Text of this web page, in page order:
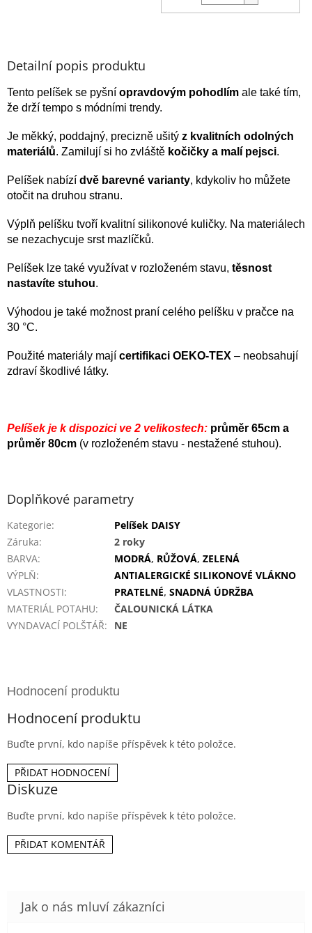
Detailní popis produktu
Tento pelíšek se pyšní opravdovým pohodlím ale také tím,
že drží tempo s módními trendy.
Je měkký, poddajný, precizně ušitý z kvalitních odolných
materiálů. Zamilují si ho zvláště kočičky a malí pejsci.
Pelíšek nabízí dvě barevné varianty, kdykoliv ho můžete
otočit na druhou stranu.
Výplň pelíšku tvoří kvalitní silikonové kuličky. Na materiálech
se nezachycuje srst mazlíčků.
Pelíšek lze také využívat v rozloženém stavu, těsnost
nastavíte stuhou.
Výhodou je také možnost praní celého pelíšku v pračce na
30 °C.
Použité materiály mají certifikaci OEKO-TEX – neobsahují
zdraví škodlivé látky.
Pelíšek je k dispozici ve 2 velikostech: průměr 65cm a
průměr 80cm (v rozloženém stavu - nestažené stuhou).
Doplňkové parametry
Kategorie:
Pelíšek DAISY
Záruka:
2 roky
BARVA: MODRÁ, RŮŽOVÁ, ZELENÁ
VÝPLŇ:
ANTIALERGICKÉ SILIKONOVÉ VLÁKNO
VLASTNOSTI: PRATELNÉ, SNADNÁ ÚDRŽBA
MATERIÁL POTAHU:
ČALOUNICKÁ LÁTKA
VYNDAVACÍ POLŠTÁŘ: NE
Hodnocení produktu
Buďte první, kdo napíše příspěvek k této položce.
PŘIDAT HODNOCENÍ
Diskuze
Buďte první, kdo napíše příspěvek k této položce.
PŘIDAT KOMENTÁŘ